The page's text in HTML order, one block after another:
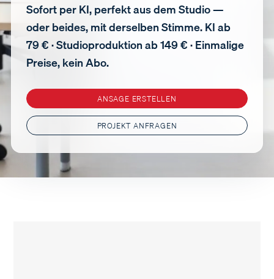
Sofort per KI, perfekt aus dem Studio —
oder beides, mit derselben Stimme. KI ab
79 € · Studioproduktion ab 149 € · Einmalige
Preise, kein Abo.
ANSAGE ERSTELLEN
PROJEKT ANFRAGEN